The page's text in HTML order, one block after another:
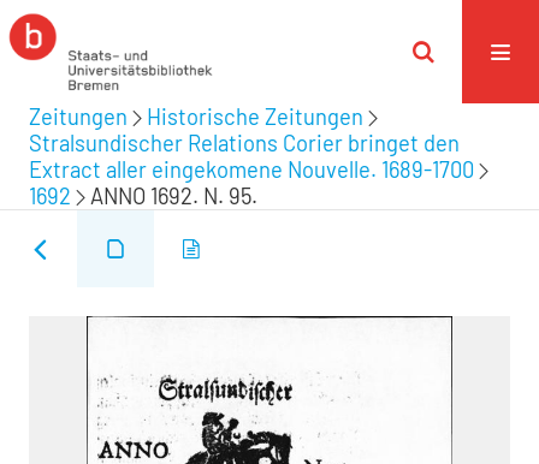
Zeitungen
Historische Zeitungen
Stralsundischer Relations Corier bringet den
Extract aller eingekomene Nouvelle. 1689-1700
1692
ANNO 1692. N. 95.